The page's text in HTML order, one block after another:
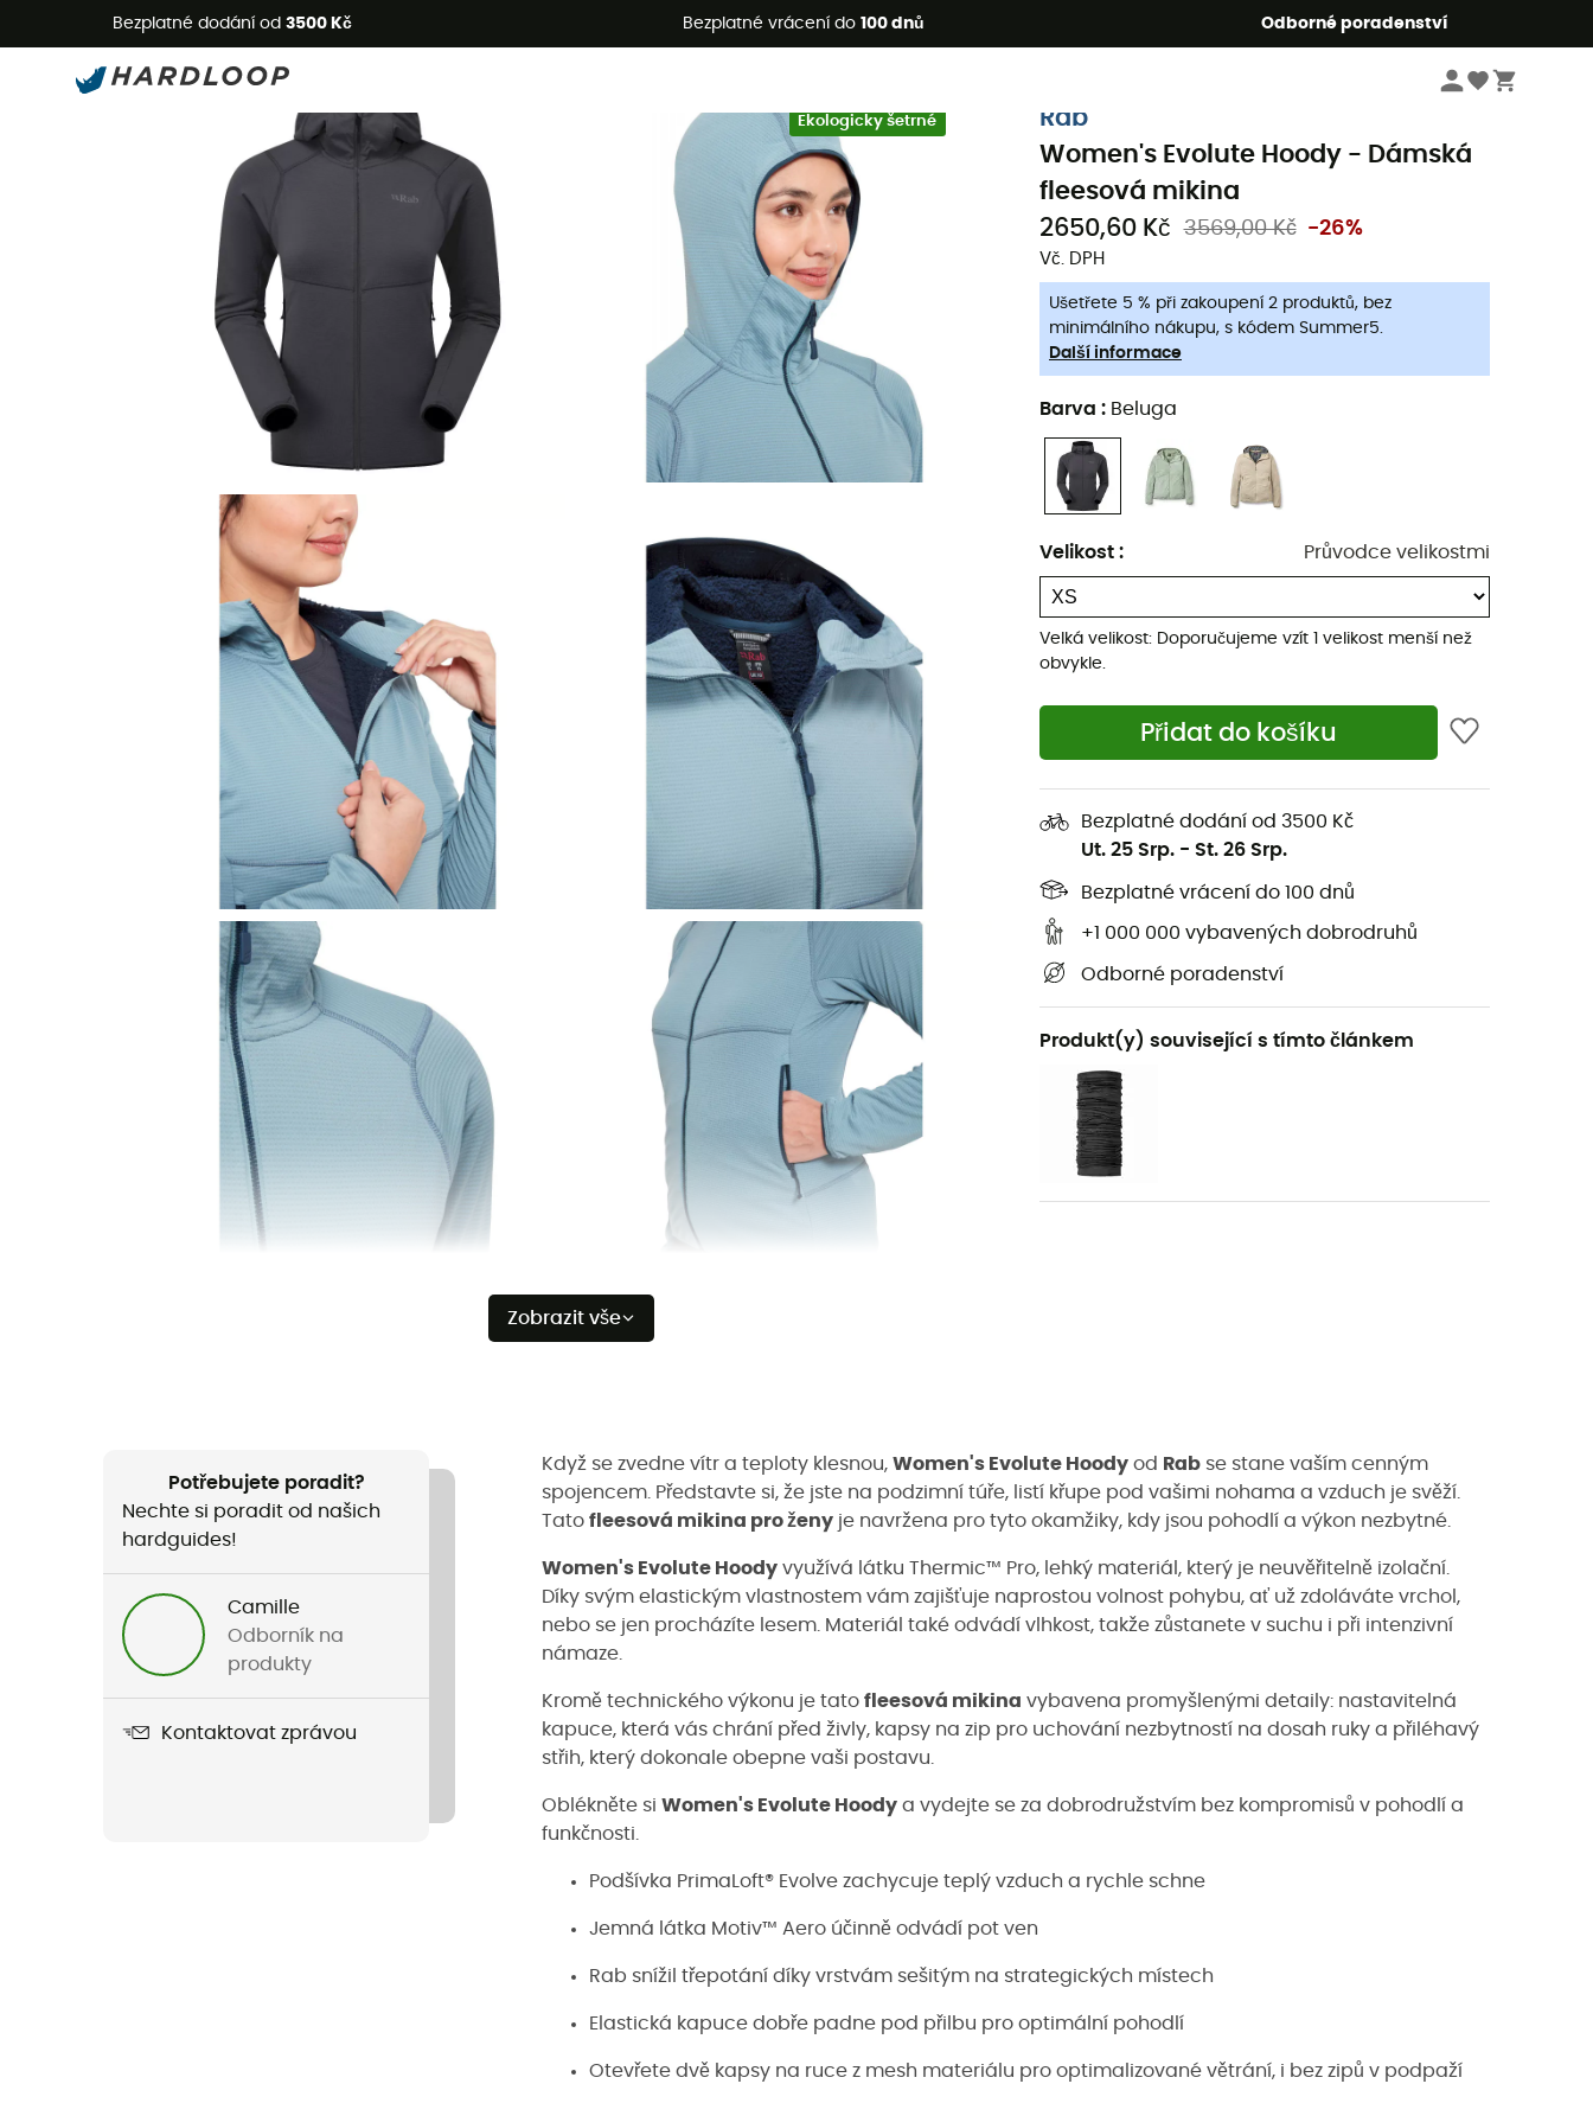
Bezplatné dodání od 3500 Kč Bezplatné vrácení do 100 dnů Odborné poradenství
Letní akce 🔥 -5 % EXTRA při nákupu 2 produktů* s kódem Summer5
Ekologicky šetrné
Zobrazit vše
Dámské sportovní a
Rab
Women's Evolute Hoody - Dámská
fleesová mikina
2650,60 Kč
3569,00 Kč -26%
Vč. DPH
Ušetřete 5 % při zakoupení 2 produktů, bez
minimálního nákupu, s kódem Summer5.
Další informace
Barva : Beluga
Velikost : Průvodce velikostmi
Velká velikost: Doporučujeme vzít 1 velikost menší než
obvykle.
Přidat do košíku
Bezplatné dodání od 3500 Kč
Ut. 25 Srp. - St. 26 Srp.
Bezplatné vrácení do 100 dnů
+1 000 000 vybavených dobrodruhů
Odborné poradenství
Produkt(y) související s tímto článkem
Potřebujete poradit?
Nechte si poradit od našich
hardguides!
Camille
Odborník na
produkty
Kontaktovat zprávou
Když se zvedne vítr a teploty klesnou, Women's Evolute Hoody od Rab se stane vaším cenným
spojencem. Představte si, že jste na podzimní túře, listí křupe pod vašimi nohama a vzduch je svěží.
Tato fleesová mikina pro ženy je navržena pro tyto okamžiky, kdy jsou pohodlí a výkon nezbytné.
Women's Evolute Hoody využívá látku Thermic™ Pro, lehký materiál, který je neuvěřitelně izolační.
Díky svým elastickým vlastnostem vám zajišťuje naprostou volnost pohybu, ať už zdoláváte vrchol,
nebo se jen procházíte lesem. Materiál také odvádí vlhkost, takže zůstanete v suchu i při intenzivní
námaze.
Kromě technického výkonu je tato fleesová mikina vybavena promyšlenými detaily: nastavitelná
kapuce, která vás chrání před živly, kapsy na zip pro uchování nezbytností na dosah ruky a přiléhavý
střih, který dokonale obepne vaši postavu.
Oblékněte si Women's Evolute Hoody a vydejte se za dobrodružstvím bez kompromisů v pohodlí a
funkčnosti.
Podšívka PrimaLoft® Evolve zachycuje teplý vzduch a rychle schne
Jemná látka Motiv™ Aero účinně odvádí pot ven
Rab snížil třepotání díky vrstvám sešitým na strategických místech
Elastická kapuce dobře padne pod přilbu pro optimální pohodlí
Otevřete dvě kapsy na ruce z mesh materiálu pro optimalizované větrání, i bez zipů v podpaží